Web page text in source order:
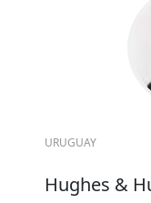
URUGUAY
Hughes &